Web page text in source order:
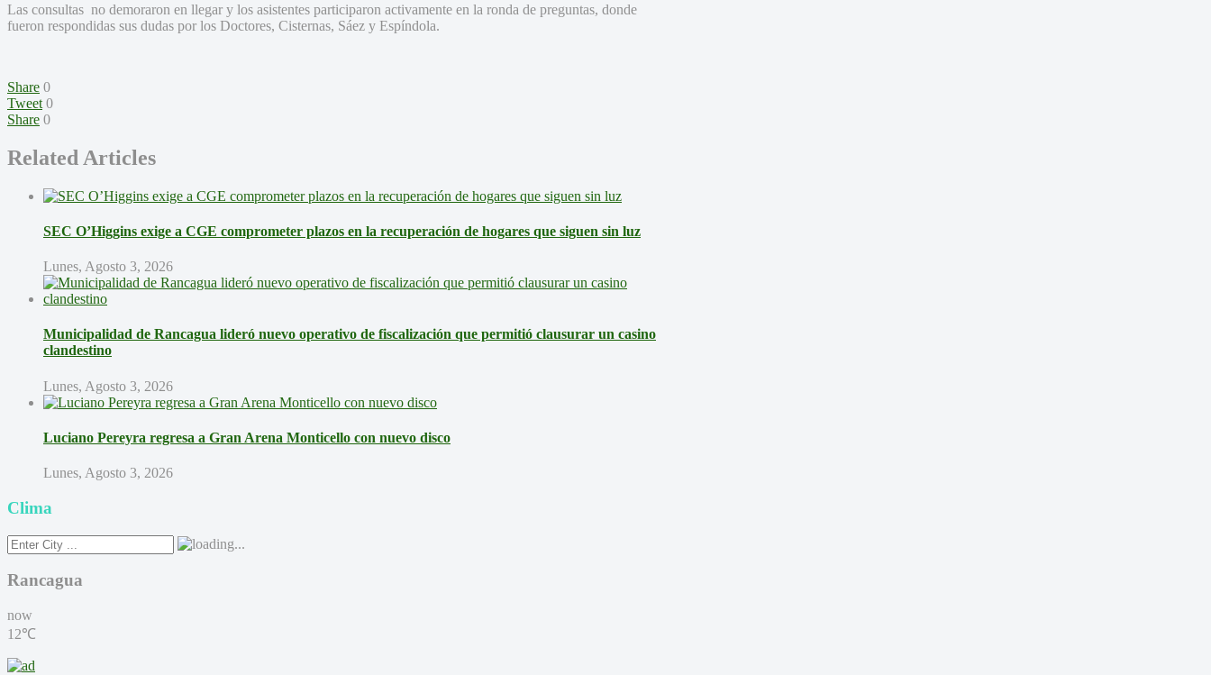
Las consultas no demoraron en llegar y los asistentes participaron activamente en la ronda de preguntas, donde
fueron respondidas sus dudas por los Doctores, Cisternas, Sáez y Espíndola.
Share 0
Tweet 0
Share 0
Related Articles
SEC O’Higgins exige a CGE comprometer plazos en la recuperación de hogares que siguen sin luz
Lunes, Agosto 3, 2026
Municipalidad de Rancagua lideró nuevo operativo de fiscalización que permitió clausurar un casino
clandestino
Lunes, Agosto 3, 2026
Luciano Pereyra regresa a Gran Arena Monticello con nuevo disco
Lunes, Agosto 3, 2026
Clima
Rancagua
now
12℃